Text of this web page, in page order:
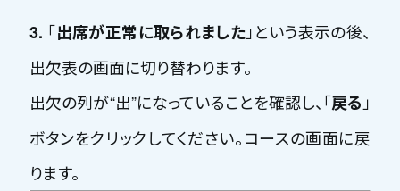
3. 「出席が正常に取られました」という表示の後、
出欠表の画面に切り替わります。
出欠の列が“出”になっていることを確認し、「戻る」
ボタンをクリックしてください。コースの画面に戻
ります。